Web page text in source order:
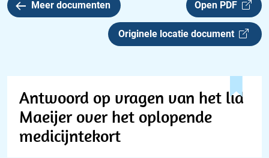
Meer documenten Open PDF
Originele locatie document
Antwoord op vragen van het lid
Maeijer over het oplopende
medicijntekort